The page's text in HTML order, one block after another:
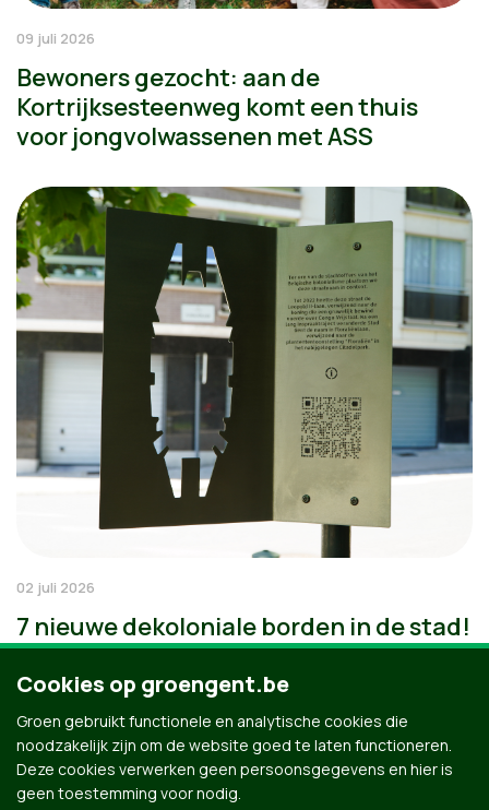
09 juli 2026
Bewoners gezocht: aan de
Kortrijksesteenweg komt een thuis
voor jongvolwassenen met ASS
02 juli 2026
7 nieuwe dekoloniale borden in de stad!
Cookies op groengent.be
Groen gebruikt functionele en analytische cookies die
noodzakelijk zijn om de website goed te laten functioneren.
Deze cookies verwerken geen persoonsgegevens en hier is
geen toestemming voor nodig.